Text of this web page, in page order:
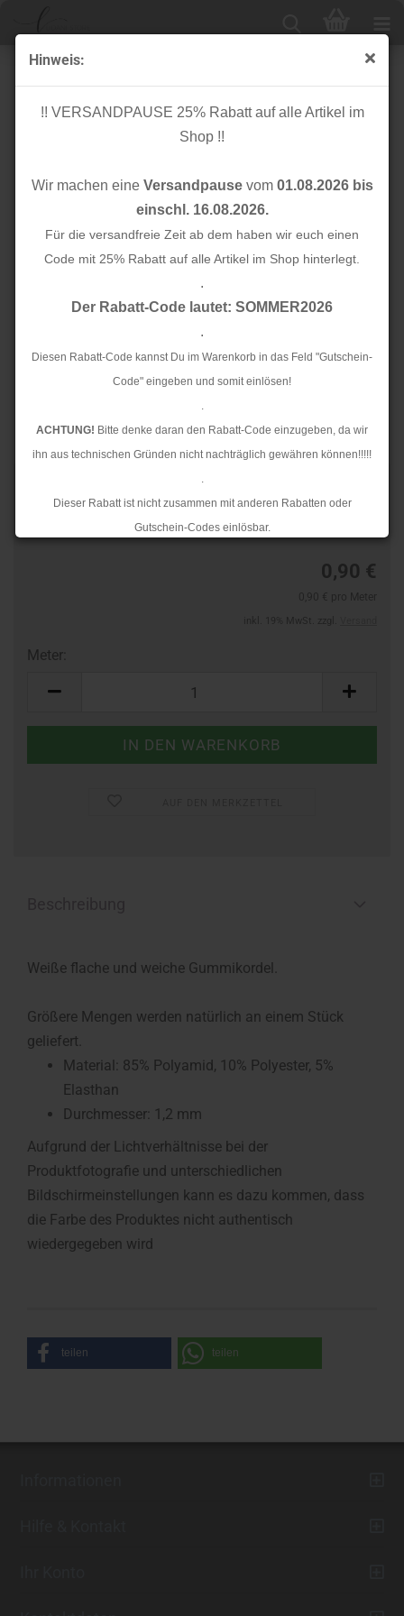
Hinweis:
!! VERSANDPAUSE 25% Rabatt auf alle Artikel im
Shop !!
Wir machen eine Versandpausevom 01.08.2026 bis
einschl. 16.08.2026.
Für die versandfreie Zeit ab dem haben wir euch einen
Code mit 25% Rabatt auf alle Artikel im Shop hinterlegt.
.
Der Rabatt-Code lautet: SOMMER2026
.
Diesen Rabatt-Code kannst Du im Warenkorb in das Feld "Gutschein-
Code" eingeben und somit einlösen!
.
ACHTUNG! Bitte denke daran den Rabatt-Code einzugeben, da wir
ihn aus technischen Gründen nicht nachträglich gewähren können!!!!!
.
Dieser Rabatt ist nicht zusammen mit anderen Rabatten oder
Gutschein-Codes einlösbar.
Ab dem 17.08.2026 versenden wir wieder wie gewohnt. Aufgrund des
Gummikordel - Ø 5 mm - weich/flach - weiß
0,90 €
Meter:
Weiße flache und weiche Gummikordel.
Größere Mengen werden natürlich an einem Stück
geliefert.
Material: 85% Polyamid, 10% Polyester, 5%
Elasthan
Durchmesser: 1,2 mm
Aufgrund der Lichtverhältnisse bei der
Produktfotografie und unterschiedlichen
Bildschirmeinstellungen kann es dazu kommen, dass
die Farbe des Produktes nicht authentisch
wiedergegeben wird
teilen teilen